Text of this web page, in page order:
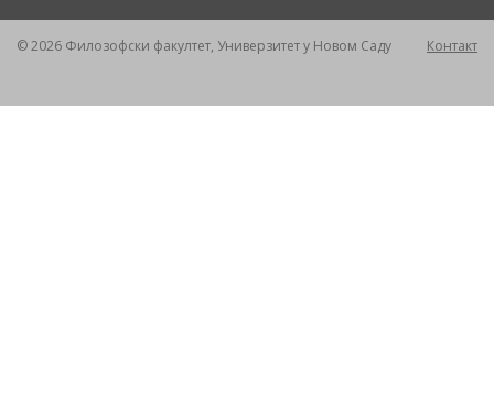
© 2026 Филозофски факултет, Универзитет у Новом Саду Контакт